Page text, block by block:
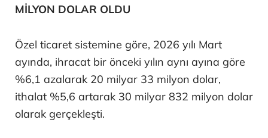
MİLYON DOLAR OLDU
Özel ticaret sistemine göre, 2026 yılı Mart
ayında, ihracat bir önceki yılın aynı ayına göre
%6,1 azalarak 20 milyar 33 milyon dolar,
ithalat %5,6 artarak 30 milyar 832 milyon dolar
olarak gerçekleşti.